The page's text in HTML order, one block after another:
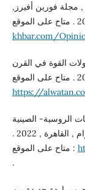
مجلة فورين أفيرز,
khbar.com/
القوة في القرن
https://
الروسية- الصينية
المستقبلية , مجلة السياسة الدولية , مؤسسة الاهرام , القاهرة , 2022 .
متاح على الموقع :
.